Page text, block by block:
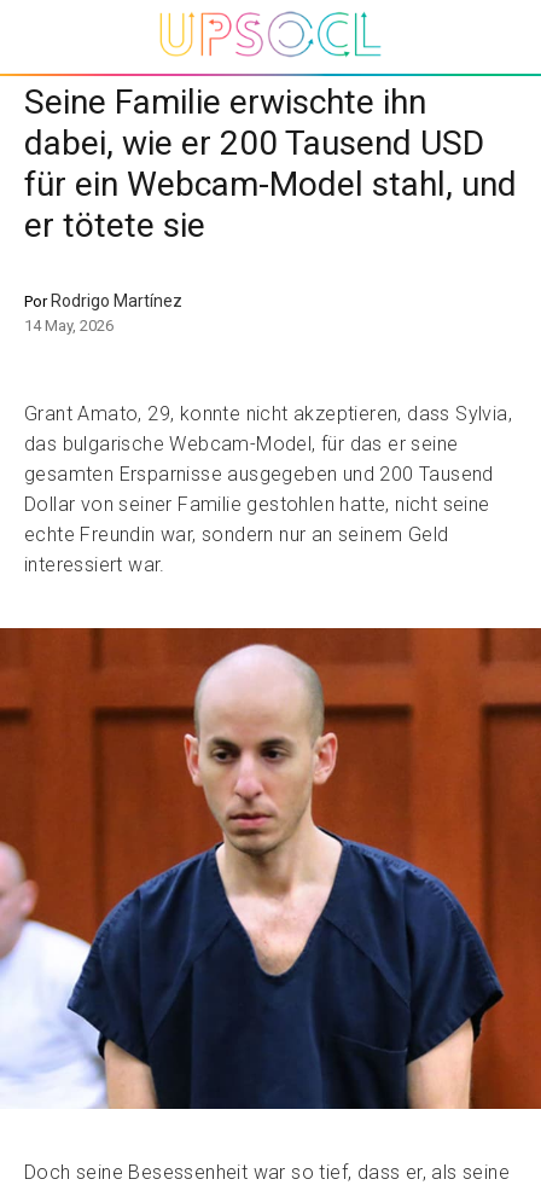
Seine Familie erwischte ihn
dabei, wie er 200 Tausend USD
für ein Webcam-Model stahl, und
er tötete sie
Por Rodrigo Martínez
14 May, 2026
Grant Amato, 29, konnte nicht akzeptieren, dass Sylvia,
das bulgarische Webcam-Model, für das er seine
gesamten Ersparnisse ausgegeben und 200 Tausend
Dollar von seiner Familie gestohlen hatte, nicht seine
echte Freundin war, sondern nur an seinem Geld
interessiert war.
Doch seine Besessenheit war so tief, dass er, als seine